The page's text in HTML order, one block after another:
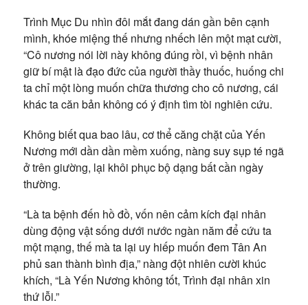
Trình Mục Du nhìn đôi mắt đang dán gần bên cạnh
mình, khóe miệng thế nhưng nhếch lên một mạt cười,
“Cô nương nói lời này không đúng rồi, vì bệnh nhân
giữ bí mật là đạo đức của người thầy thuốc, huống chi
ta chỉ một lòng muốn chữa thương cho cô nương, cái
khác ta căn bản không có ý định tìm tòi nghiên cứu.
Không biết qua bao lâu, cơ thể căng chặt của Yến
Nương mới dần dần mềm xuống, nàng suy sụp té ngã
ở trên giường, lại khôi phục bộ dạng bất cần ngày
thường.
“Là ta bệnh đến hồ đồ, vốn nên cảm kích đại nhân
dùng động vật sống dưới nước ngàn năm để cứu ta
một mạng, thế mà ta lại uy hiếp muốn đem Tân An
phủ san thành bình địa,” nàng đột nhiên cười khúc
khích, “Là Yến Nương không tốt, Trình đại nhân xin
thứ lỗi.”